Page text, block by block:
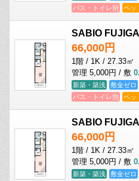
バス・トイレ別
ペッ
SABIO
66,000円
1階 / 1K / 27.33㎡
管理 5,000円 / 敷
新築・築浅 敷金ゼロ
バス・トイレ別
ペッ
SABIO
66,000円
1階 / 1K / 27.33㎡
管理 5,000円 / 敷
新築・築浅 敷金ゼロ